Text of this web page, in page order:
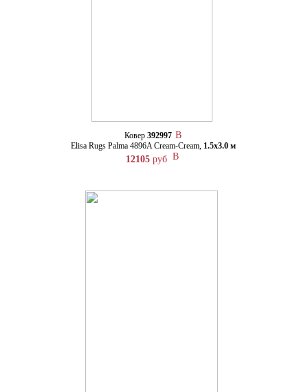
Ковер 392997
Elisa Rugs Palma 4896A Cream-Cream, 1.5х3.0 м
12105 руб